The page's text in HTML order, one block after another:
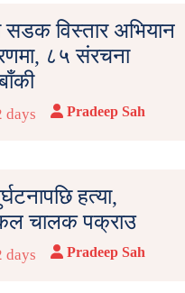
सडक विस्तार अभियान
८५ संरचना
days Pradeep Sah
हत्या,
चालक पक्राउ
days Pradeep Sah